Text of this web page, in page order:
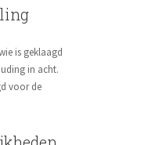
is geklaagd
in acht.
voor de